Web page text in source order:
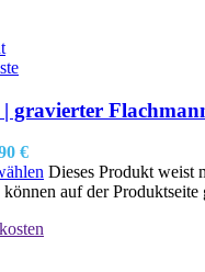
| gravierter
€
Dieses Produkt weist
auf der Produktseite